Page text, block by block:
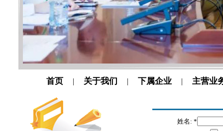
首页 | 关于我们 | 下属企业 | 主营业
姓名: *